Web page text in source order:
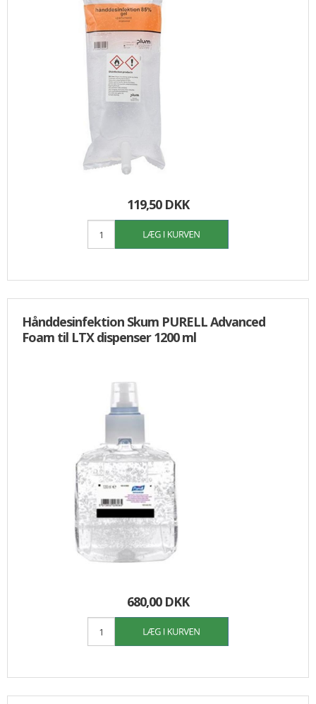
119,50 DKK
Hånddesinfektion Skum PURELL Advanced
Foam til LTX dispenser 1200 ml
680,00 DKK